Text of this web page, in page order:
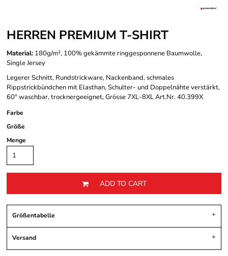
HERREN PREMIUM T-SHIRT
Material: 180g/m², 100% gekämmte ringgesponnene Baumwolle,
Single Jersey
Legerer Schnitt, Rundstrickware, Nackenband, schmales
Rippstrickbündchen mit Elasthan, Schulter- und Doppelnähte verstärkt,
60° waschbar, trocknergeeignet, Grösse 7XL-8XL Art.Nr. 40.399X
Farbe
Größe
Menge
ADD TO CART
Größentabelle
Versand